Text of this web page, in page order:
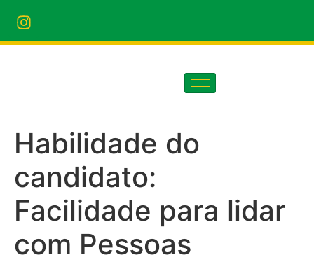
Habilidade do
candidato:
Facilidade para lidar
com Pessoas